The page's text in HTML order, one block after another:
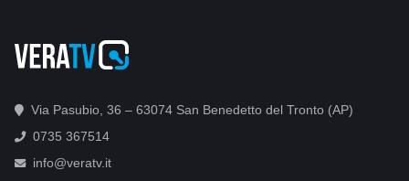
Via Pasubio, 36 – 63074 San Benedetto del Tronto (AP)
0735 367514
info@veratv.it